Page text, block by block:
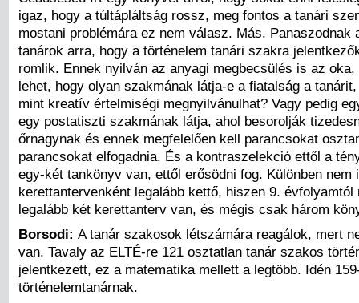
igaz, hogy a túltápláltság rossz, meg fontos a tanári
mostani problémára ez nem válasz. Más. Panaszodnak
tanárok arra, hogy a történelem tanári szakra
romlik. Ennek nyilván az anyagi megbecsülés is az
lehet, hogy olyan szakmának látja-e a fiatalság a
mint kreatív értelmiségi megnyilvánulhat? Vagy pedig
egy postatiszti szakmának látja, ahol besorolják
őrnagynak és ennek megfelelően kell parancsokat
parancsokat elfogadnia. És a kontraszelekció ettől a
egy-két tankönyv van, ettől erősödni fog. Különben nem
kerettantervenként legalább kettő, hiszen 9. évfolyamtól
legalább két kerettanterv van, és mégis csak három
Borsodi: A tanár szakosok létszámára reagálok, mert
van. Tavaly az ELTÉ-re 121 osztatlan tanár szakos
jelentkezett, ez a matematika mellett a legtöbb. Idén
történelemtanárnak.